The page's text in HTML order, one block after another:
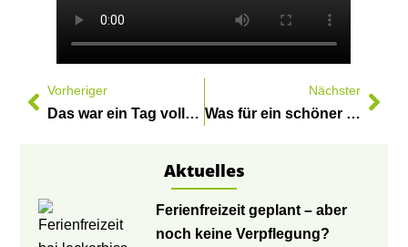
Vorheriger
Das war ein Tag voller Bio-Erlebnisse, Begegnung und Geschmack! 💚
Nächster
Was für ein schöner Tag auf dem 1. Naturkost Kontor Rummel! 🥕🥔🌿
Aktuelles
Ferienfreizeit geplant – aber
noch keine Verpflegung?